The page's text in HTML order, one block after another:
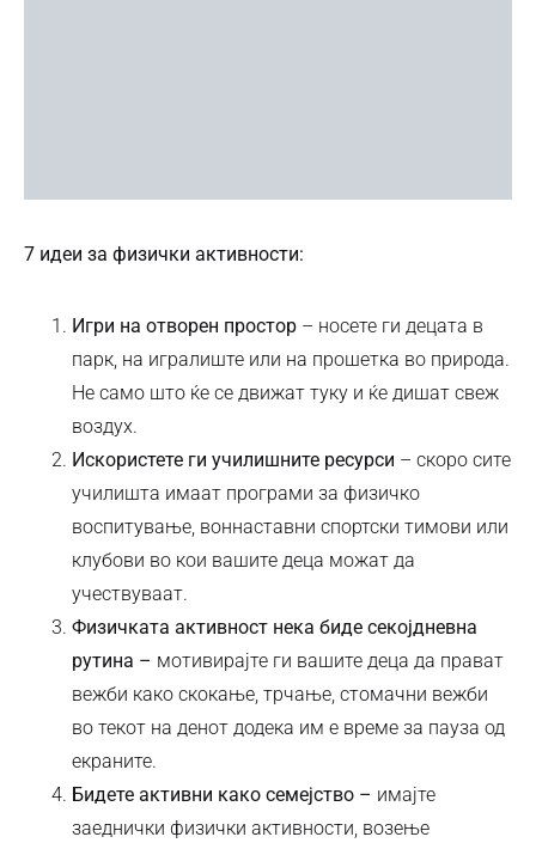
7 идеи за физички активности:
Игри на отворен простор – носете ги децата в
парк, на игралиште или на прошетка во природа.
Не само што ќе се движат туку и ќе дишат свеж
воздух.
Искористете ги училишните ресурси – скоро сите
училишта имаат програми за физичко
воспитување, воннаставни спортски тимови или
клубови во кои вашите деца можат да
учествуваат.
Физичката активност нека биде секојдневна
рутина – мотивирајте ги вашите деца да прават
вежби како скокање, трчање, стомачни вежби
во текот на денот додека им е време за пауза од
екраните.
Бидете активни како семејство – имајте
заеднички физички активности, возење